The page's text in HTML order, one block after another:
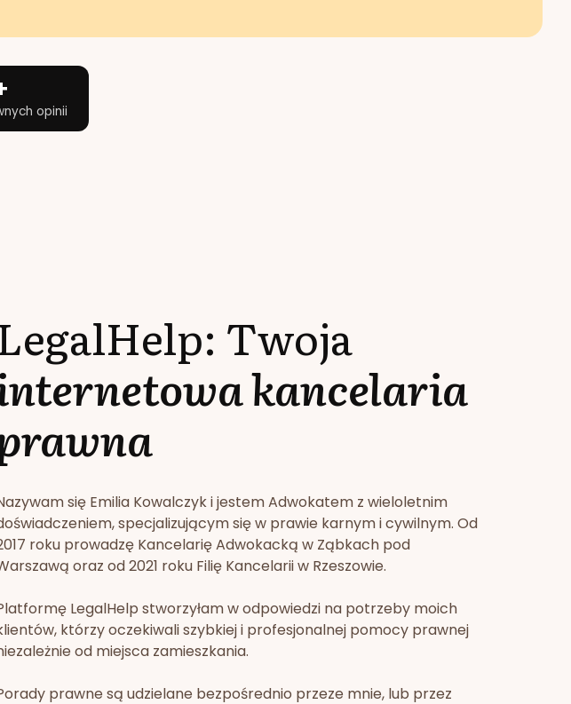
opinii
Twoja
kancelaria
się Emilia Kowalczyk i jestem Adwokatem z wieloletnim
specjalizującym się w prawie karnym i cywilnym. Od
roku prowadzę Kancelarię Adwokacką w Ząbkach pod
oraz od 2021 roku Filię Kancelarii w Rzeszowie.
LegalHelp stworzyłam w odpowiedzi na potrzeby moich
którzy oczekiwali szybkiej i profesjonalnej pomocy prawnej
od miejsca zamieszkania.
prawne są udzielane bezpośrednio przeze mnie, lub przez